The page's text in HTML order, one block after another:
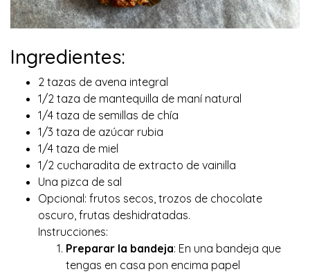
Ingredientes:
2 tazas de avena integral
1/2 taza de mantequilla de maní natural
1/4 taza de semillas de chía
1/3 taza de azúcar rubia
1/4 taza de miel
1/2 cucharadita de extracto de vainilla
Una pizca de sal
Opcional: frutos secos, trozos de chocolate
oscuro, frutas deshidratadas.
Instrucciones:
Preparar la bandeja: En una bandeja que
tengas en casa pon encima papel